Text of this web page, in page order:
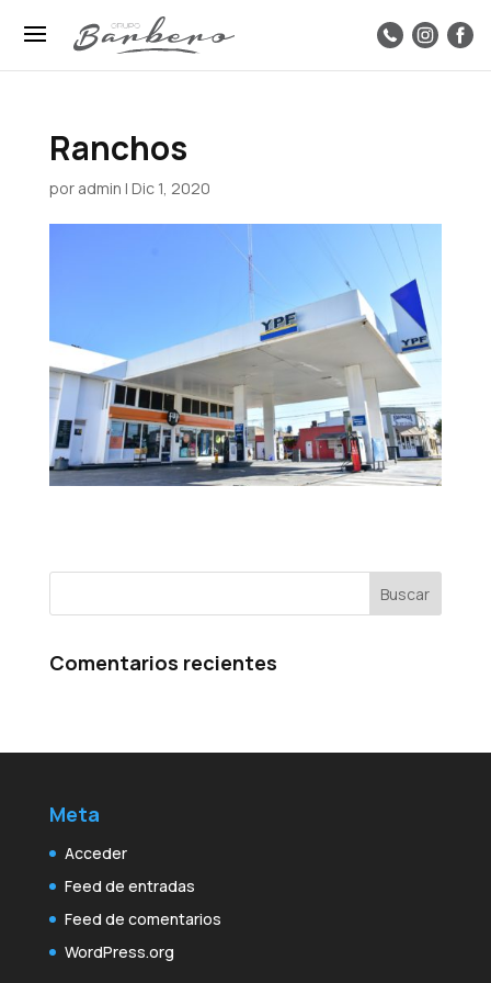
Ranchos
por admin | Dic 1, 2020
Comentarios recientes
Meta
Acceder
Feed de entradas
Feed de comentarios
WordPress.org